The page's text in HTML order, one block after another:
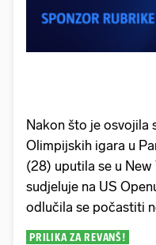
Nakon što je osvojila
Olimpijskih igara u
(28) uputila se u
sudjeluje na US
odlučila se počastiti
PRILIKA ZA REVANŠ!